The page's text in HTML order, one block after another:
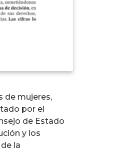
de mujeres,
por el
de Estado
y los
la